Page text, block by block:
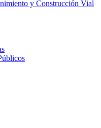
y Construcción Vial